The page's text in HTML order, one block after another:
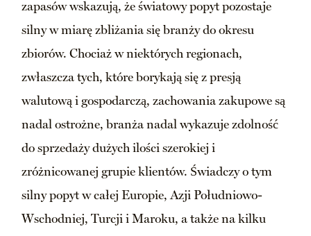
zapasów wskazują, że światowy popyt pozostaje
silny w miarę zbliżania się branży do okresu
zbiorów. Chociaż w niektórych regionach,
zwłaszcza tych, które borykają się z presją
walutową i gospodarczą, zachowania zakupowe są
nadal ostrożne, branża nadal wykazuje zdolność
do sprzedaży dużych ilości szerokiej i
zróżnicowanej grupie klientów. Świadczy o tym
silny popyt w całej Europie, Azji Południowo-
Wschodniej, Turcji i Maroku, a także na kilku